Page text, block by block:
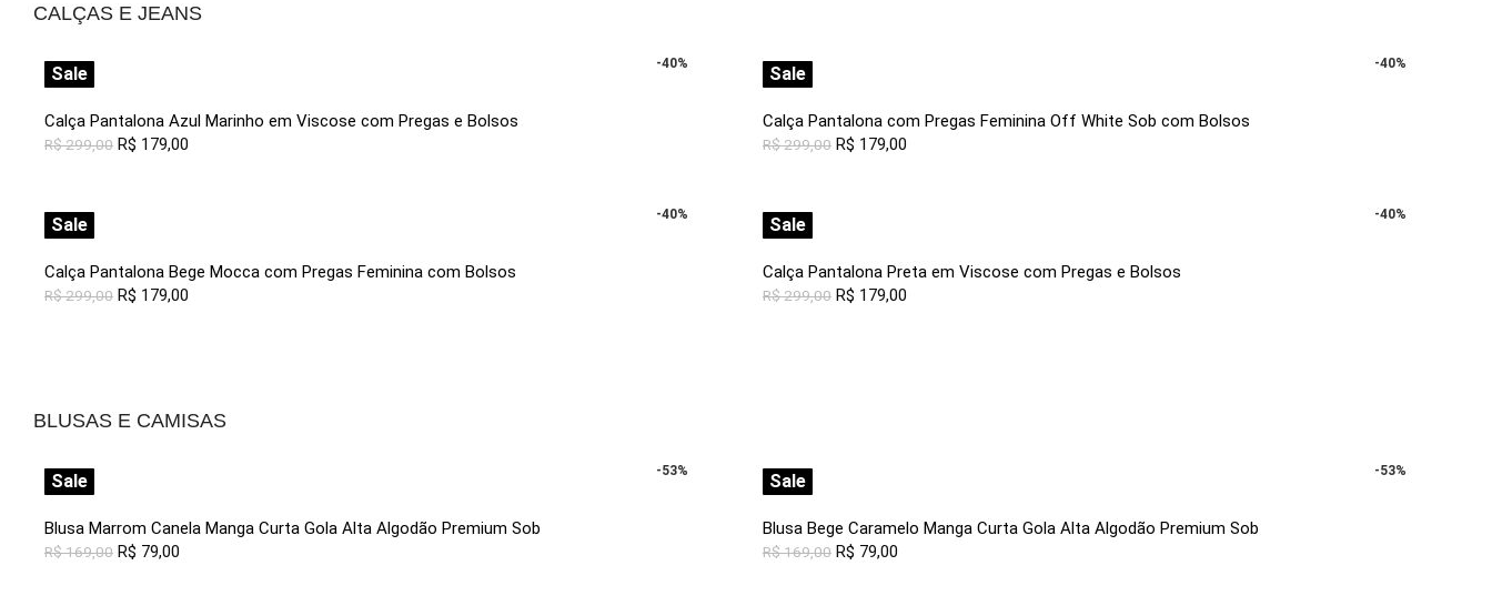
CALÇAS E JEANS
Sale -40%
Calça Pantalona Azul Marinho em Viscose com Pregas e Bolsos
R$299,00 R$ 179,00
Sale -40%
Calça Pantalona com Pregas Feminina Off White Sob com Bolsos
R$299,00 R$ 179,00
Sale -40%
Calça Pantalona Bege Mocca com Pregas Feminina com Bolsos
R$299,00 R$ 179,00
Sale -40%
Calça Pantalona Preta em Viscose com Pregas e Bolsos
R$299,00 R$ 179,00
BLUSAS E CAMISAS
Sale -53%
Blusa Marrom Canela Manga Curta Gola Alta Algodão Premium Sob
R$169,00 R$ 79,00
Sale -53%
Blusa Bege Caramelo Manga Curta Gola Alta Algodão Premium Sob
R$169,00 R$ 79,00